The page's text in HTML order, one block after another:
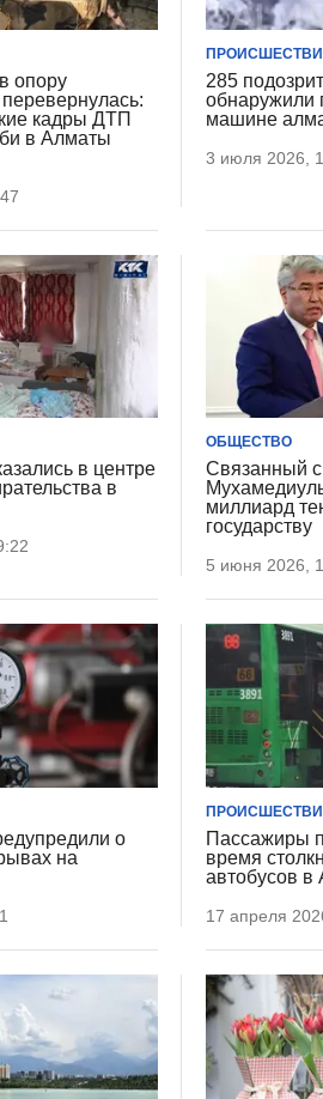
опору
кадры ДТП
в Алматы
285
обнаружили
машине
3 июля 2026,
в центре
в
ОБЩЕСТВО
Связанный
миллиард
государству
5 июня 2026,
о
на
Пассажиры
время
автобусов
17 апреля